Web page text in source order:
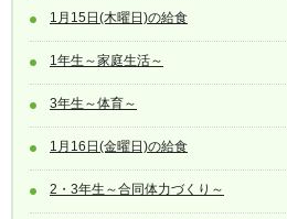
1月15日(木曜日)の給食
1年生～家庭生活～
3年生～体育～
1月16日(金曜日)の給食
2・3年生～合同体力づくり～